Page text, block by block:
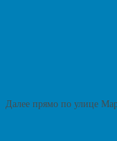
Далее прямо по улице